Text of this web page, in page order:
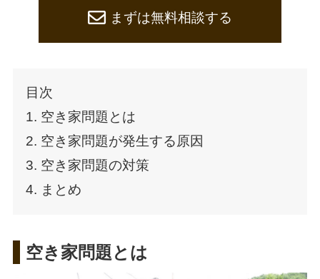
まずは無料相談する
目次
1. 空き家問題とは
2. 空き家問題が発生する原因
3. 空き家問題の対策
4. まとめ
空き家問題とは